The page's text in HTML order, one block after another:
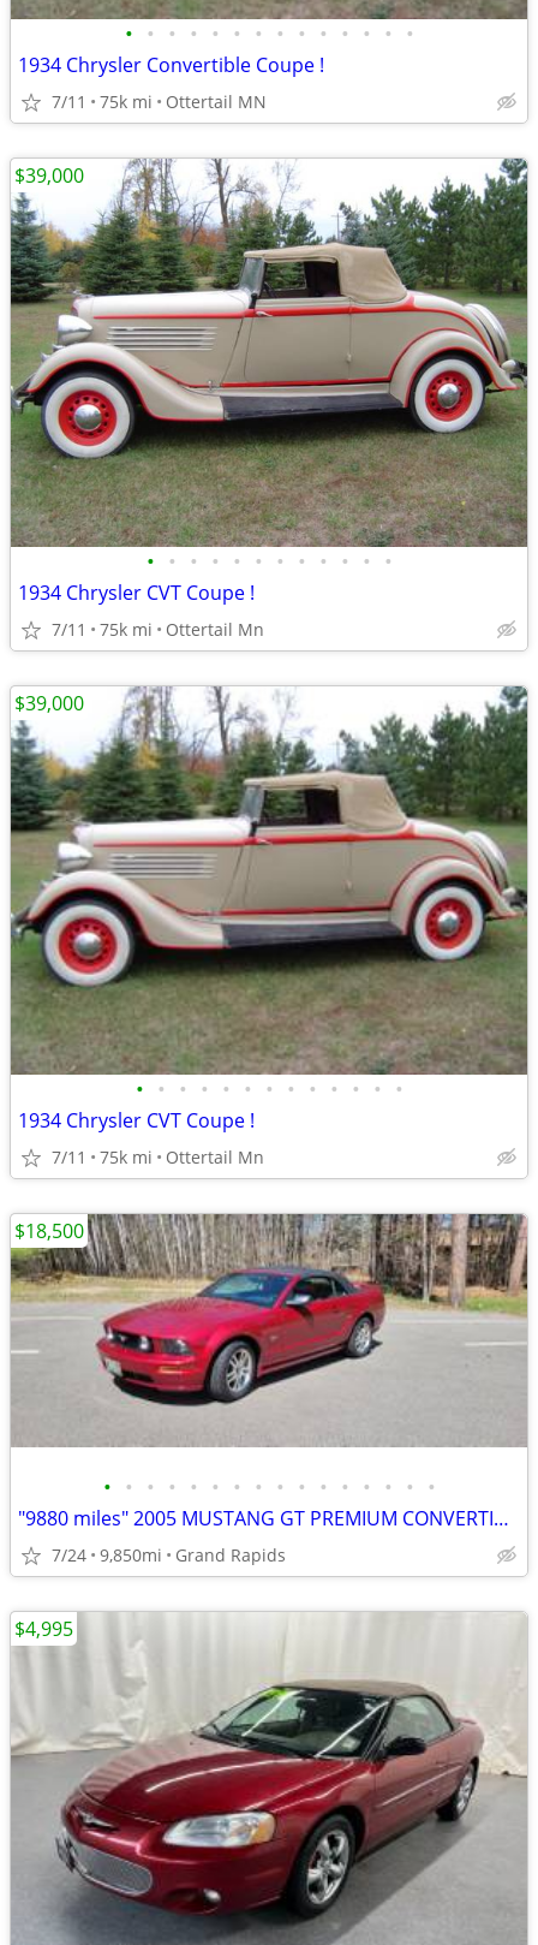
• • • • • • • • • • • • • •
1934 Chrysler Convertible Coupe !
7/11 75k mi Ottertail MN
• • • • • • • • • • • •
1934 Chrysler CVT Coupe !
7/11 75k mi Ottertail Mn
$39,000
• • • • • • • • • • • • •
1934 Chrysler CVT Coupe !
7/11 75k mi Ottertail Mn
$39,000
• • • • • • • • • • • • • • • •
"9880 miles" 2005 MUSTANG GT PREMIUM CONVERTIBLE
7/24 9,850mi Grand Rapids
$18,500
$4,995